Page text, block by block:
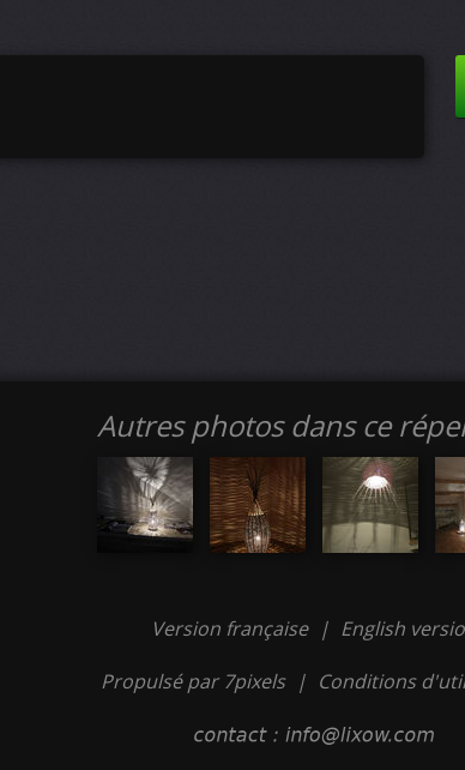
Autres photos dans ce
Version française | English
Propulsé par 7pixels | Conditions